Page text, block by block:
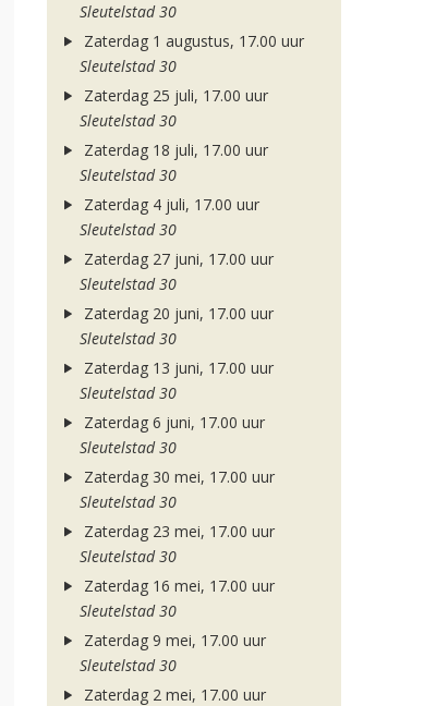
Sleutelstad 30
Zaterdag 1 augustus, 17.00 uur
Sleutelstad 30
Zaterdag 25 juli, 17.00 uur
Sleutelstad 30
Zaterdag 18 juli, 17.00 uur
Sleutelstad 30
Zaterdag 4 juli, 17.00 uur
Sleutelstad 30
Zaterdag 27 juni, 17.00 uur
Sleutelstad 30
Zaterdag 20 juni, 17.00 uur
Sleutelstad 30
Zaterdag 13 juni, 17.00 uur
Sleutelstad 30
Zaterdag 6 juni, 17.00 uur
Sleutelstad 30
Zaterdag 30 mei, 17.00 uur
Sleutelstad 30
Zaterdag 23 mei, 17.00 uur
Sleutelstad 30
Zaterdag 16 mei, 17.00 uur
Sleutelstad 30
Zaterdag 9 mei, 17.00 uur
Sleutelstad 30
Zaterdag 2 mei, 17.00 uur